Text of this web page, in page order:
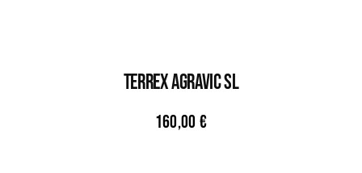
TERREX AGRAVIC SL
160,00 €